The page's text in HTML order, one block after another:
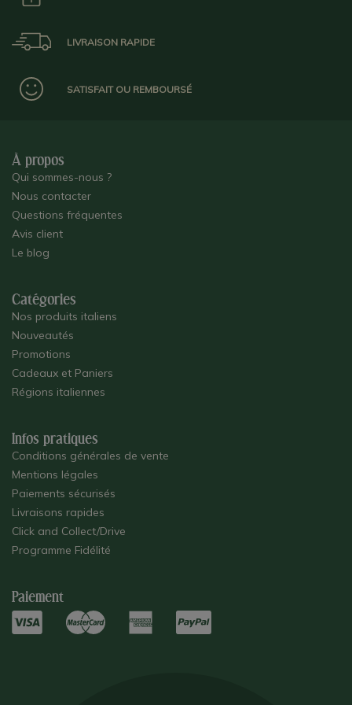
LIVRAISON RAPIDE
SATISFAIT OU REMBOURSÉ
À propos
Qui sommes-nous ?
Nous contacter
Questions fréquentes
Avis client
Le blog
Catégories
Nos produits italiens
Nouveautés
Promotions
Cadeaux et Paniers
Régions italiennes
Infos pratiques
Conditions générales de vente
Mentions légales
Paiements sécurisés
Livraisons rapides
Click and Collect/Drive
Programme Fidélité
Paiement